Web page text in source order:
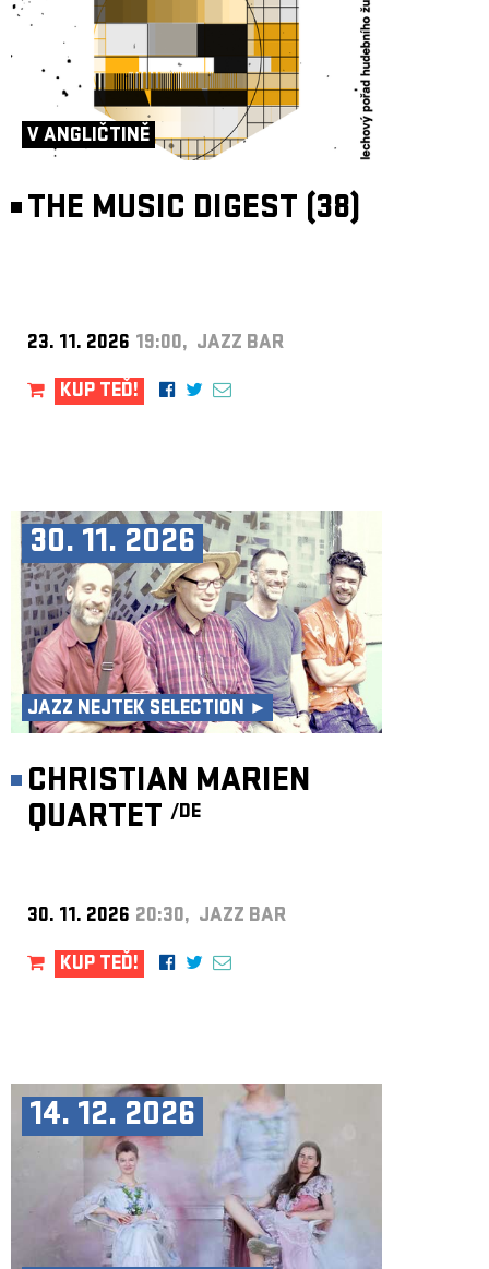
V ANGLIČTINĚ
THE MUSIC DIGEST (38)
23. 11. 2026 19:00, JAZZ BAR
KUP TEĎ!
30. 11. 2026
JAZZ NEJTEK SELECTION ►
CHRISTIAN MARIEN
QUARTET /DE
30. 11. 2026 20:30, JAZZ BAR
KUP TEĎ!
14. 12. 2026